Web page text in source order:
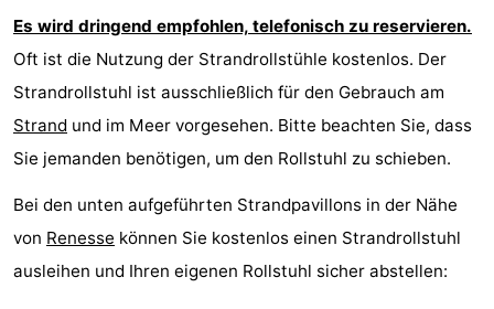
Es wird dringend empfohlen, telefonisch zu reservieren.
Oft ist die Nutzung der Strandrollstühle kostenlos. Der
Strandrollstuhl ist ausschließlich für den Gebrauch am
Strand und im Meer vorgesehen. Bitte beachten Sie, dass
Sie jemanden benötigen, um den Rollstuhl zu schieben.
Bei den unten aufgeführten Strandpavillons in der Nähe
von Renesse können Sie kostenlos einen Strandrollstuhl
ausleihen und Ihren eigenen Rollstuhl sicher abstellen: